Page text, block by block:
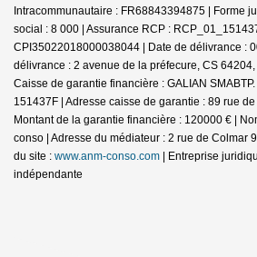
Intracommunautaire : FR68843394875 | Forme
social : 8 000 | Assurance RCP :
CPI35022018000038044 | Date de délivrance :
délivrance : 2 avenue de la préfecure, CS
Caisse de garantie financière : GALIAN
151437F | Adresse caisse de garantie : 89 rue
Montant de la garantie financière : 120000 € |
conso | Adresse du médiateur : 2 rue de Colmar
du site : www.anm-conso.com | Entreprise
indépendante